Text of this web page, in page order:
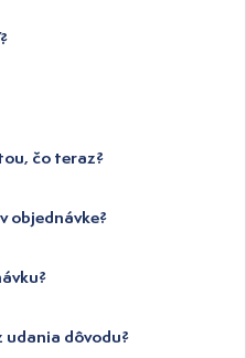
čo teraz?
objednávke?
dôvodu?